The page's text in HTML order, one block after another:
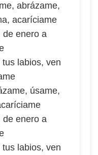
abrázame,
acaríciame
de enero a
labios, ven
úsame,
de enero a
labios, ven